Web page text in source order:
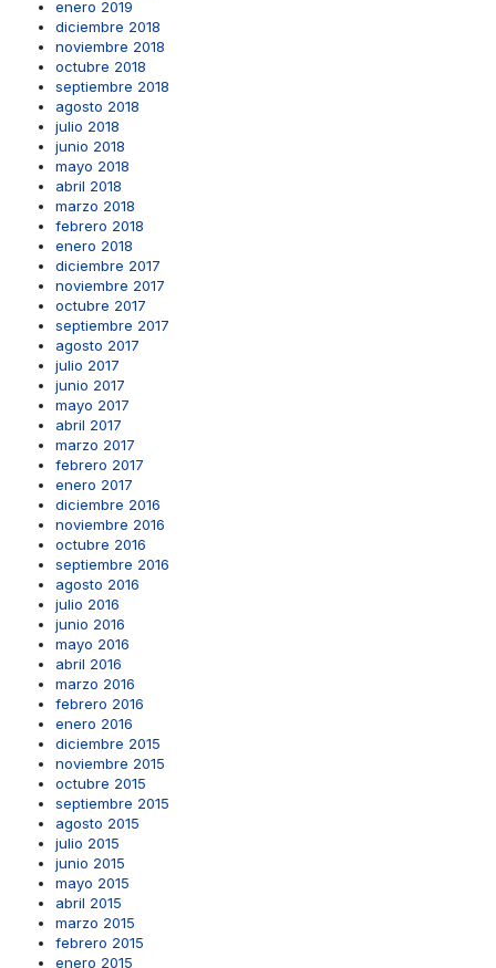
enero 2019
diciembre 2018
noviembre 2018
octubre 2018
septiembre 2018
agosto 2018
julio 2018
junio 2018
mayo 2018
abril 2018
marzo 2018
febrero 2018
enero 2018
diciembre 2017
noviembre 2017
octubre 2017
septiembre 2017
agosto 2017
julio 2017
junio 2017
mayo 2017
abril 2017
marzo 2017
febrero 2017
enero 2017
diciembre 2016
noviembre 2016
octubre 2016
septiembre 2016
agosto 2016
julio 2016
junio 2016
mayo 2016
abril 2016
marzo 2016
febrero 2016
enero 2016
diciembre 2015
noviembre 2015
octubre 2015
septiembre 2015
agosto 2015
julio 2015
junio 2015
mayo 2015
abril 2015
marzo 2015
febrero 2015
enero 2015